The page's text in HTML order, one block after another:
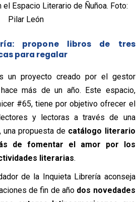
Espacio Literario de Ñuñoa. Foto:
Pilar León
propone libros de tres
para regalar
un proyecto creado por el gestor
hace más de un año. Este espacio,
#65, tiene por objetivo ofrecer el
y lectoras a través de una
una propuesta de catálogo literario
de fomentar el amor por los
literarias.
de la Inquieta Librería aconseja
de fin de añodos novedades